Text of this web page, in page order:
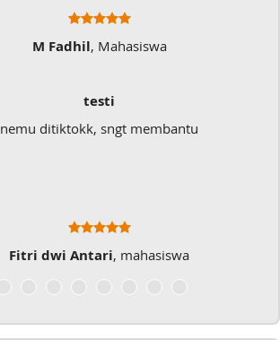
M Fadhil, Mahasiswa
testi
nemu ditiktokk, sngt membantu
Fitri dwi Antari, mahasiswa